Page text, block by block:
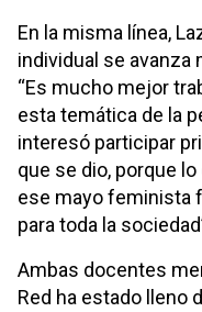
En la misma línea,
individual se avanza
“Es mucho mejor
esta temática de la
interesó participar
que se dio, porque
ese mayo feminista
para toda la
Ambas docentes
Red ha estado lleno